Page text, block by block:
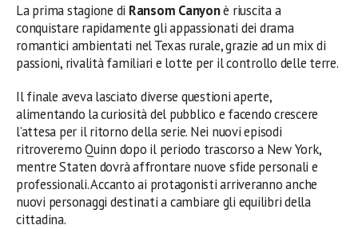
La prima stagione di Ransom Canyonè riuscita a
conquistare rapidamente gli appassionati dei drama
romantici ambientati nel Texas rurale, grazie ad un mix di
passioni, rivalità familiari e lotte per il controllo delle terre.
Il finale aveva lasciato diverse questioni aperte,
alimentando la curiosità del pubblico e facendo crescere
l’attesa per il ritorno della serie. Nei nuovi episodi
ritroveremo Quinn dopo il periodo trascorso a New York,
mentre Staten dovrà affrontare nuove sfide personali e
professionali. Accanto ai protagonisti arriveranno anche
nuovi personaggi destinati a cambiare gli equilibri della
cittadina.